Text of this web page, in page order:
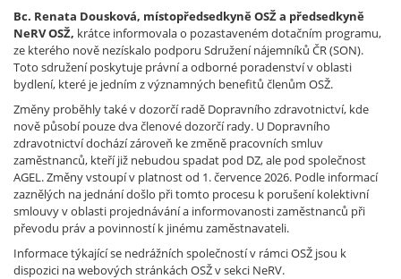
Bc. Renata Dousková, místopředsedkyně OSŽ a předsedkyně
NeRV OSŽ, krátce informovala o pozastaveném dotačním programu,
ze kterého nově nezískalo podporu Sdružení nájemníků ČR (SON).
Toto sdružení poskytuje právní a odborné poradenství v oblasti
bydlení, které je jedním z významných benefitů členům OSŽ.
Změny proběhly také v dozorčí radě Dopravního zdravotnictví, kde
nově působí pouze dva členové dozorčí rady. U Dopravního
zdravotnictví dochází zároveň ke změně pracovních smluv
zaměstnanců, kteří již nebudou spadat pod DZ, ale pod společnost
AGEL. Změny vstoupí v platnost od 1. července 2026. Podle informací
zaznělých na jednání došlo při tomto procesu k porušení kolektivní
smlouvy v oblasti projednávání a informovanosti zaměstnanců při
převodu práv a povinností k jinému zaměstnavateli.
Informace týkající se nedrážních společností v rámci OSŽ jsou k
dispozici na webových stránkách OSŽ v sekci NeRV.